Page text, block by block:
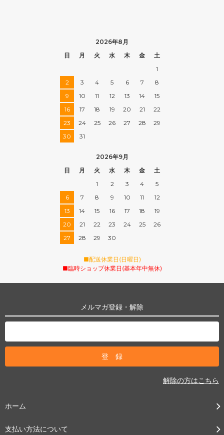
2026年8月
日
月 火 水 木 金
土
1
2
3 4 5 6 7
8
9
10 11 12 13 14
15
16
17 18 19 20 21
22
23
24 25 26 27 28
29
30
31
2026年9月
日
月 火 水 木 金
土
1
2 3 4
5
6
7 8 9 10 11
12
13
14 15 16 17 18
19
20
21 22 23 24 25
26
27
28 29 30
■配送休業日(日曜日)
■臨時ショップ休業日(基本年中無休)
メルマガ登録・解除
解除の方はこちら
ホーム
支払い方法について